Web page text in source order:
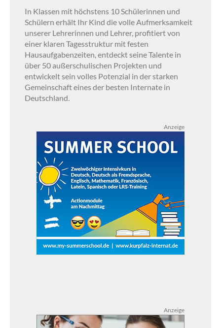
In Klassen mit höchstens 10 Schülerinnen und
Schülern erhält Ihr Kind die volle Aufmerksamkeit
unserer Lehrerinnen und Lehrer, profitiert von
einer klaren Tagesstruktur mit festen
Hausaufgabenzeiten, entdeckt seine Talente in
über 50 außerschulischen Projekten und
entwickelt sein volles Potenzial in der starken
Gemeinschaft eines der besten Internate in
Deutschland.
Anzeige
Anzeige